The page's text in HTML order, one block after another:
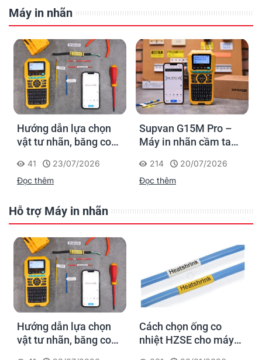
Máy in nhãn
Hướng dẫn lựa chọn
vật tư nhãn, băng co
Supvan G15M Pro
41
23/07/2026
Đọc thêm
Supvan G15M Pro –
Máy in nhãn cầm tay
dấu một lần, tra cứu
trọn đời công trình
214
20/07/2026
Đọc thêm
Hỗ trợ Máy in nhãn
Hướng dẫn lựa chọn
vật tư nhãn, băng co
Cách chọn ống co
nhiệt HZSE cho máy in